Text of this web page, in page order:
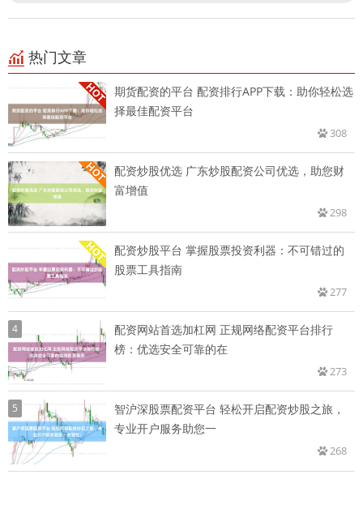
热门文章
期货配资的平台 配资排行APP下载：助你轻松选
择最佳配资平台
308
配资炒股优选 广东炒股配资公司优选，助您财
富增值
298
配资炒股平台 掌握股票投资利器：不可错过的
股票工具指南
277
4
配资网站首选加杠网 正规网络配资平台排行
榜：优选安全可靠的在
273
5
智沪深股票配资平台 轻松开启配资炒股之旅，
专业开户服务助您一
268